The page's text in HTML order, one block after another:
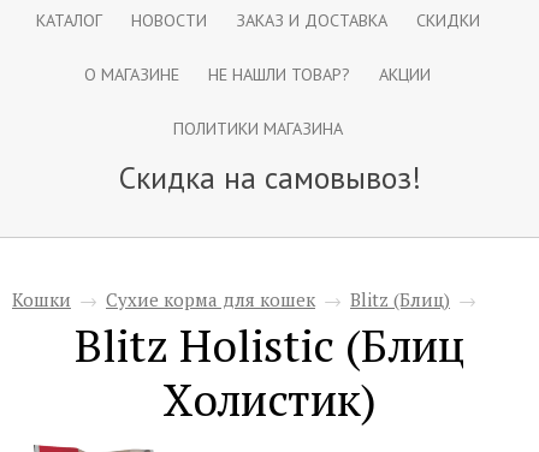
КАТАЛОГ НОВОСТИ ЗАКАЗ И ДОСТАВКА СКИДКИ
О МАГАЗИНЕ НЕ НАШЛИ ТОВАР? АКЦИИ
ПОЛИТИКИ МАГАЗИНА
Скидка на самовывоз!
Кошки → Сухие корма для кошек → Blitz (Блиц) →
Blitz Holistic (Блиц
Холистик)